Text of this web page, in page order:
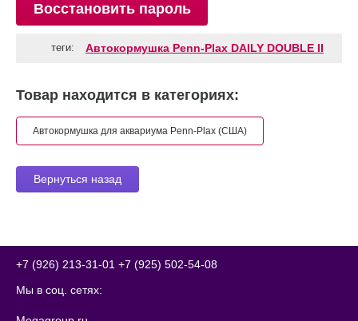
Восстановить пароль
теги: Автокормушка Penn-Plax DAILY DOUBLE II
Товар находится в категориях:
Автокормушка для аквариума Penn-Plax (США)
Вернуться назад
+7 (926) 213-31-01 +7 (925) 502-54-08
Мы в соц. сетях: